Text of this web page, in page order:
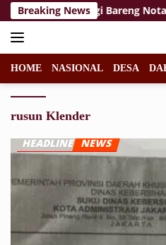
Langsung
ke
konten
Breaking News
Tuban Sinergi Bareng
HOME NASIONAL DESA
rusun Klender